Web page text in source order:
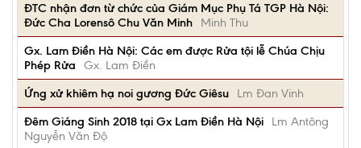
ĐTC nhận đơn từ chức của Giám Mục Phụ Tá TGP Hà Nội:
Đức Cha Lorensô Chu Văn Minh
Minh Thu
Gx. Lam Điền Hà Nội: Các em được Rửa tội lễ Chúa Chịu
Phép Rửa
Gx. Lam Điền
Ứng xử khiêm hạ noi gương Đức Giêsu
Lm Đan Vinh
Đêm Giáng Sinh 2018 tại Gx Lam Điền Hà Nội
Lm Antông
Nguyễn Văn Độ